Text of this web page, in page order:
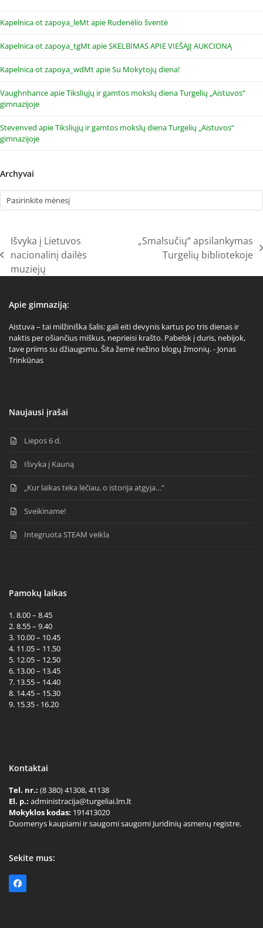
Kapelnica ot zapoya_leMtapie Rudenėlio šventė
Kapelnica ot zapoya_tgMtapieSKELBIMAS APIE VIEŠĄJĮ AUKCIONĄ
Kapelnica ot zapoya_wdMtapieSu Mokytojų diena!
VaughnhanceapieTiksliųjų ir gamtos mokslų diena Turgelių „Aistuvos“
gimnazijoje
Stevenved apieTiksliųjų ir gamtos mokslų diena Turgelių „Aistuvos“
gimnazijoje
Archyvai
Archyvai
previous
post:
Išvyka į Lietuvos
nacionalinį dailės
muziejų
„Smalsučių“ apsilankymas
Turgelių bibliotekoje
Apie gimnaziją:
Aistuva – tai milžiniška šalis: gali eiti devynis kartus po tris dienas ir
naktis per ošiančius miškus, neprieisi krašto. Pabelsk į duris, nebijok,
tave priims su džiaugsmu. Šita žemė nežino blogų žmonių. - Jonas
Trinkūnas
Naujausi įrašai
Liepos 6 d.
Išvyka į Kauną
„Kur laikas teka lėčiau, o istorija atgyja…“
Sveikiname!
Integruota STEAM veikla
Pamokų laikas
1. 8.00 – 8.45
2. 8.55 – 9.40
3. 10.00 – 10.45
4. 11.05 – 11.50
5. 12.05 – 12.50
6. 13.00 – 13.45
7. 13.55 – 14.40
8. 14.45 – 15.30
9. 15.35 - 16.20
Kontaktai
Tel. nr.: (8 380) 41308, 41138
El. p.: administracija@turgeliai.lm.lt
Mokyklos kodas: 191413020
Duomenys kaupiami ir saugomi saugomi Juridinių asmenų registre.
Sekite mus:
Facebook